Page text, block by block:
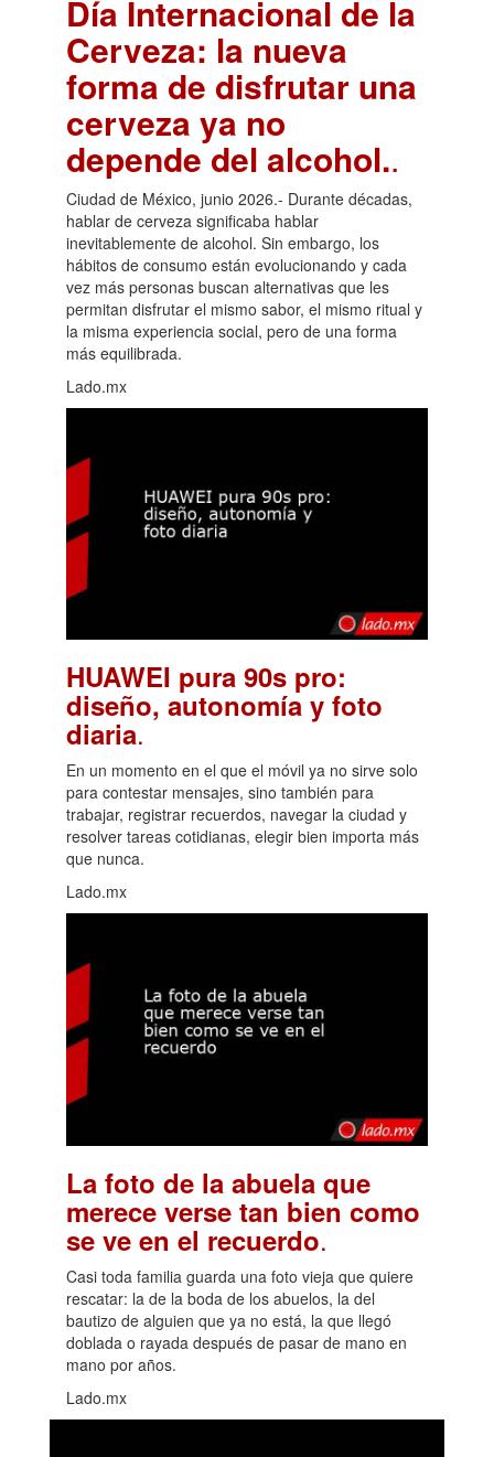
Día Internacional de la
Cerveza: la nueva
forma de disfrutar una
cerveza ya no
depende del alcohol..
Ciudad de México, junio 2026.- Durante décadas,
hablar de cerveza significaba hablar
inevitablemente de alcohol. Sin embargo, los
hábitos de consumo están evolucionando y cada
vez más personas buscan alternativas que les
permitan disfrutar el mismo sabor, el mismo ritual y
la misma experiencia social, pero de una forma
más equilibrada.
Lado.mx
HUAWEI pura 90s pro:
diseño, autonomía y foto
diaria.
En un momento en el que el móvil ya no sirve solo
para contestar mensajes, sino también para
trabajar, registrar recuerdos, navegar la ciudad y
resolver tareas cotidianas, elegir bien importa más
que nunca.
Lado.mx
La foto de la abuela que
merece verse tan bien como
se ve en el recuerdo.
Casi toda familia guarda una foto vieja que quiere
rescatar: la de la boda de los abuelos, la del
bautizo de alguien que ya no está, la que llegó
doblada o rayada después de pasar de mano en
mano por años.
Lado.mx